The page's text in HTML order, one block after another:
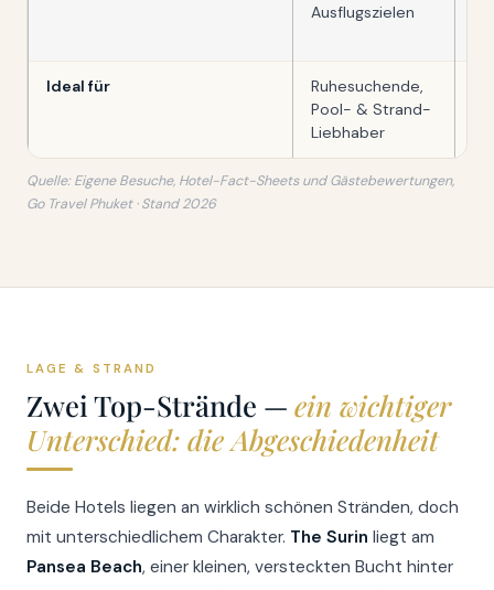
Ausflugszielen
Ideal für
Ruhesuchende,
Pool- & Strand-
Liebhaber
Quelle: Eigene Besuche, Hotel-Fact-Sheets und Gästebewertungen,
Go Travel Phuket · Stand 2026
LAGE & STRAND
Zwei Top-Strände — ein wichtiger
Unterschied: die Abgeschiedenheit
Beide Hotels liegen an wirklich schönen Stränden, doch
mit unterschiedlichem Charakter. The Surin liegt am
Pansea Beach, einer kleinen, versteckten Bucht hinter